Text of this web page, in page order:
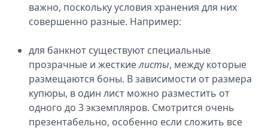
важно, поскольку условия хранения для них
совершенно разные. Например:
для банкнот существуют специальные
прозрачные и жесткиелисты, между которые
размещаются боны. В зависимости от размера
купюры, в один лист можно разместить от
одного до 3 экземпляров. Смотрится очень
презентабельно, особенно если сложить все